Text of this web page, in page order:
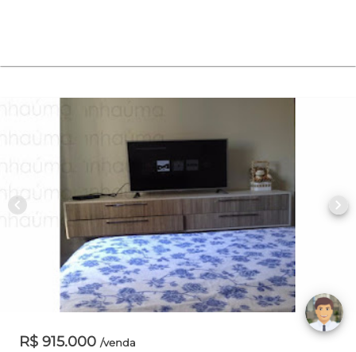
chevron_left chevron_right
R$ 915.000 /venda